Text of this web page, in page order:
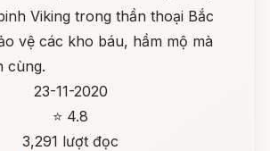
Viking trong thần thoại Bắc
vệ các kho báu, hầm mộ mà
cùng.
23-11-2020
⭐ 4.8
3,291 lượt đọc